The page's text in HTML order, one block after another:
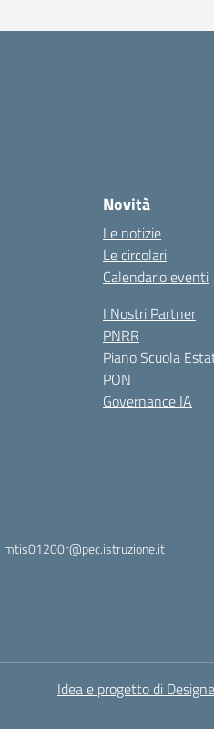
Novità
Le notizie
Le circolari
Calendario eventi
I Nostri Partner
PNRR
Piano Scuola
PON
Governance IA
mtis01200r@pec.istruzione.it
Idea e progetto di